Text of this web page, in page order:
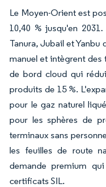
Le Moyen-Orient est
10,40 % jusqu'en
Tanura, Jubail et Yanbu
manuel et intègrent des
de bord cloud qui
produits de 15 %.
pour le gaz naturel
pour les sphères de
terminaux sans
les feuilles de route
demande premium
certificats SIL.